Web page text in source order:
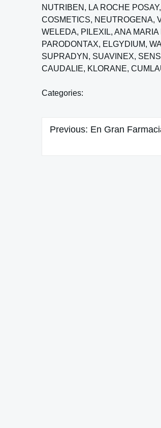
NUTRIBEN, LA ROCHE
COSMETICS, NEUTROGENA,
WELEDA, PILEXIL, ANA
PARODONTAX, ELGYDIUM,
SUPRADYN, SUAVINEX,
CAUDALIE, KLORANE,
Categories:
Navegación
Previous: En Gran